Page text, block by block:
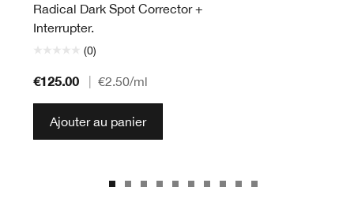
Radical Dark Spot Corrector +
Interrupter.
(0)
€125.00 €2.50/ml
Ajouter au panier